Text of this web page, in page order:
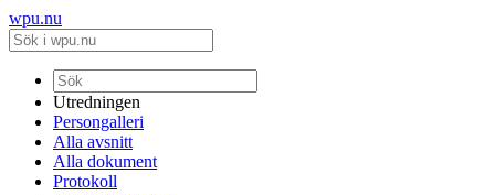
wpu.nu
Utredningen
Persongalleri
Alla avsnitt
Alla dokument
Protokoll